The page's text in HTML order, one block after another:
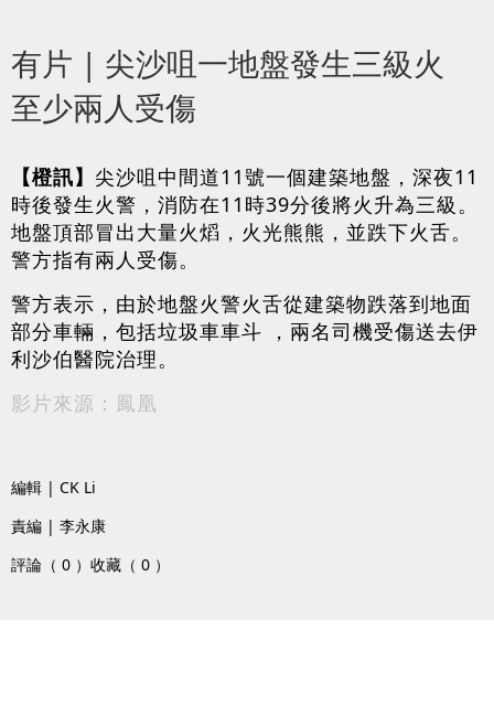
有片 | 尖沙咀一地盤發生三級火
至少兩人受傷
【橙訊】 尖沙咀中間道11號一個建築地盤，深夜11
時後發生火警，消防在11時39分後將火升為三級。
地盤頂部冒出大量火熖，火光熊熊，並跌下火舌。
警方指有兩人受傷。
警方表示，由於地盤火警火舌從建築物跌落到地面
部分車輛，包括垃圾車車斗 ，兩名司機受傷送去伊
利沙伯醫院治理。
影片來源：鳳凰
編輯 | CK Li
責編 | 李永康
評論（ 0 ） 收藏（ 0 ）